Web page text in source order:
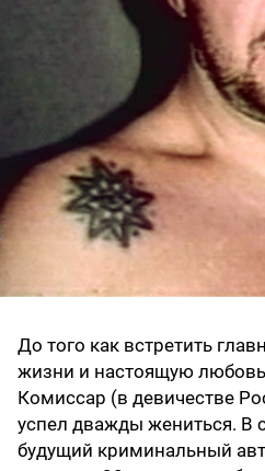
До того как встретить
жизни и настоящую
Комиссар (в девичестве
успел дважды жениться. В
будущий криминальный